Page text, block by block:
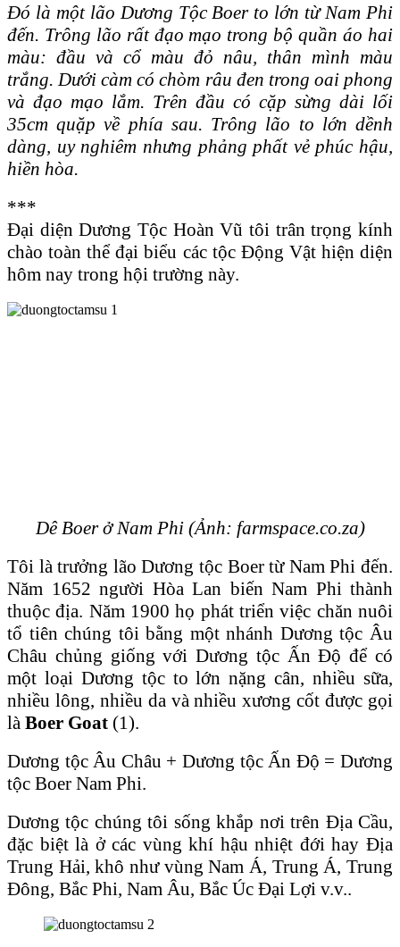
Ɖó là một lão Dương Tộc Boer to lớn từ Nam Phi
đến. Trông lão rất đạo mạo trong bộ quần áo hai
màu: đầu và cổ màu đỏ nâu, thân mình màu
trắng. Dưới càm có chòm râu đen trong oai phong
và đạo mạo lắm. Trên đầu có cặp sừng dài lối
35cm quặp về phía sau. Trông lão to lớn dềnh
dàng, uy nghiêm nhưng phảng phất vẻ phúc hậu,
hiền hòa.
***
Ɖại diện Dương Tộc Hoàn Vũ tôi trân trọng kính
chào toàn thể đại biểu các tộc Ɖộng Vật hiện diện
hôm nay trong hội trường này.
Dê Boer ở Nam Phi (Ảnh: farmspace.co.za)
Tôi là trưởng lão Dương tộc Boer từ Nam Phi đến.
Năm 1652 người Hòa Lan biến Nam Phi thành
thuộc địa. Năm 1900 họ phát triển việc chăn nuôi
tổ tiên chúng tôi bằng một nhánh Dương tộc Âu
Châu chủng giống với Dương tộc Ấn Ɖộ để có
một loại Dương tộc to lớn nặng cân, nhiều sữa,
nhiều lông, nhiều da và nhiều xương cốt được gọi
là Boer Goat (1).
Dương tộc Âu Châu + Dương tộc Ấn Ɖộ = Dương
tộc Boer Nam Phi.
Dương tộc chúng tôi sống khắp nơi trên Ɖịa Cầu,
đặc biệt là ở các vùng khí hậu nhiệt đới hay Ɖịa
Trung Hải, khô như vùng Nam Á, Trung Á, Trung
Ɖông, Bắc Phi, Nam Âu, Bắc Úc Ɖại Lợi v.v..